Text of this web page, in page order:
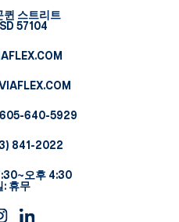
퀸 스트리트
57104
640-5929
841-2022
오후 4:30
: 휴무